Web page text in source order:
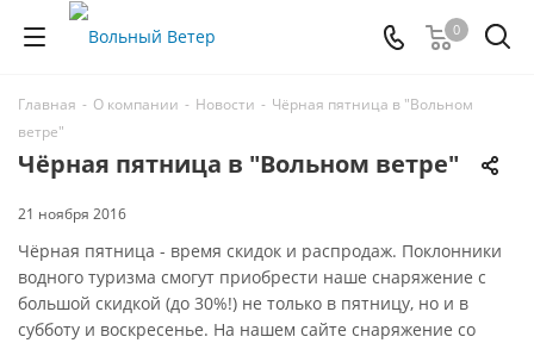
0
Главная - О компании - Новости - Чёрная пятница в "Вольном
ветре"
Чёрная пятница в "Вольном ветре"
21 ноября 2016
Чёрная пятница - время скидок и распродаж. Поклонники
водного туризма смогут приобрести наше снаряжение с
большой скидкой (до 30%!) не только в пятницу, но и в
субботу и воскресенье. На нашем сайте снаряжение со